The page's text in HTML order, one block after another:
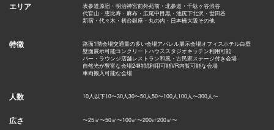
エリア 表参道原宿・明治神宮前外苑前・北参道・千駄ヶ谷渋谷
代官山・恵比寿・麻布・広尾中目黒・池尻下北沢・世田谷
新宿・代々木・初台銀座・丸の内・日本橋大阪その他
特徴 路面1階会場交通量の多い会場アパレル展示会場オフィスホテル白壁
壁面展示可能コンクリートハウススタジオキッチン利用可能
バー・ラウンジ店舗レストラン和風・古民家ステージ付き会場
自然光が豊富な会場24時間利用可能VR内覧可能な会場
車両搬入可能な会場
人数 10人以下10〜30人30〜50人50〜100人100人〜300人〜
広さ 〜25㎡〜50㎡〜100㎡〜200㎡200㎡〜